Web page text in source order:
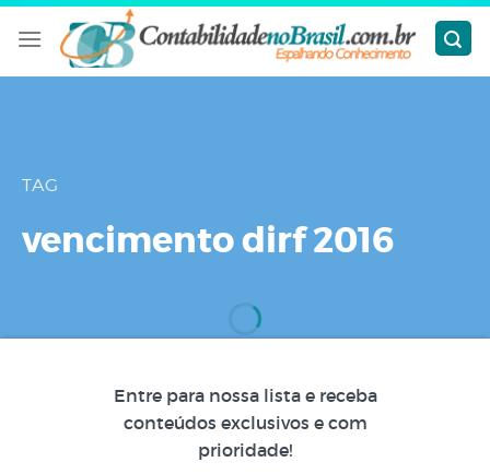
Skip
TAG
vencimento dirf 2016
Entre para nossa lista e receba
conteúdos exclusivos e com
prioridade!